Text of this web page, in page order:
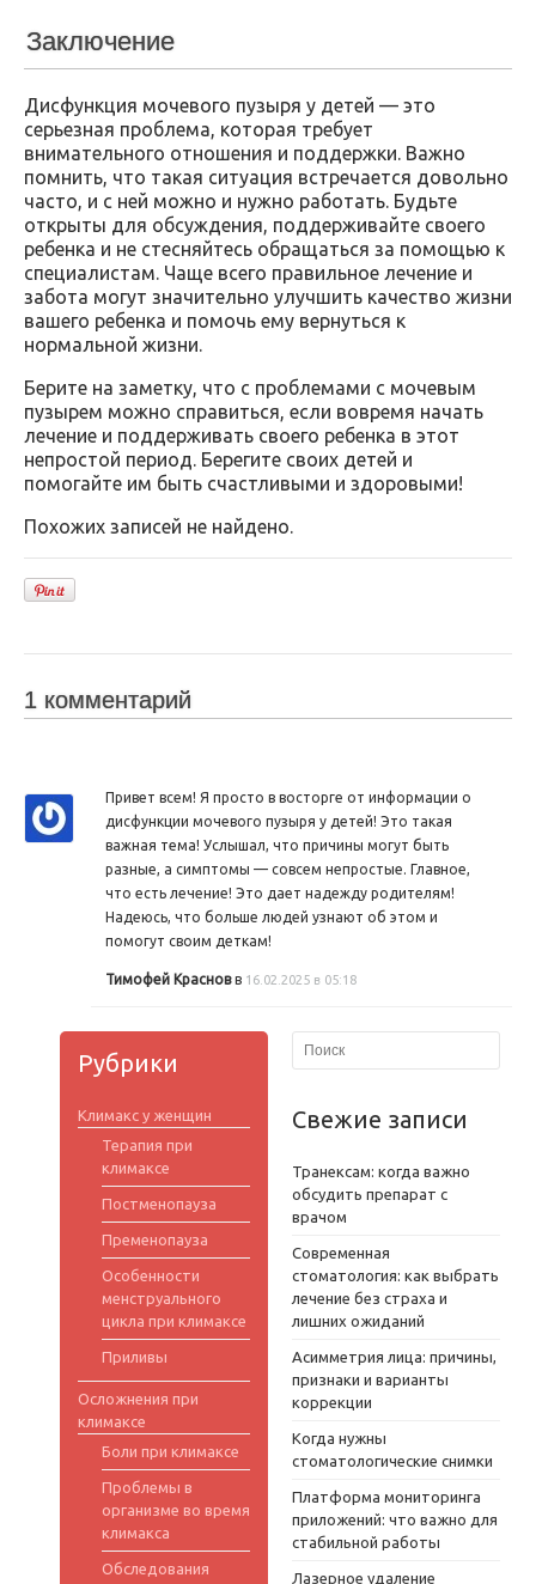
Заключение
Дисфункция мочевого пузыря у детей — это
серьезная проблема, которая требует
внимательного отношения и поддержки. Важно
помнить, что такая ситуация встречается довольно
часто, и с ней можно и нужно работать. Будьте
открыты для обсуждения, поддерживайте своего
ребенка и не стесняйтесь обращаться за помощью к
специалистам. Чаще всего правильное лечение и
забота могут значительно улучшить качество жизни
вашего ребенка и помочь ему вернуться к
нормальной жизни.
Берите на заметку, что с проблемами с мочевым
пузырем можно справиться, если вовремя начать
лечение и поддерживать своего ребенка в этот
непростой период. Берегите своих детей и
помогайте им быть счастливыми и здоровыми!
Похожих записей не найдено.
1 комментарий
Привет всем! Я просто в восторге от информации о
дисфункции мочевого пузыря у детей! Это такая
важная тема! Услышал, что причины могут быть
разные, а симптомы — совсем непростые. Главное,
что есть лечение! Это дает надежду родителям!
Надеюсь, что больше людей узнают об этом и
помогут своим деткам!
Тимофей Красновв 16.02.2025 в 05:18
Рубрики
Климакс у женщин
Терапия при
климаксе
Постменопауза
Пременопауза
Особенности
менструального
цикла при климаксе
Приливы
Осложнения при
климаксе
Боли при климаксе
Проблемы в
организме во время
климакса
Обследования
Свежие записи
Транексам: когда важно
обсудить препарат с
врачом
Современная
стоматология: как выбрать
лечение без страха и
лишних ожиданий
Асимметрия лица: причины,
признаки и варианты
коррекции
Когда нужны
стоматологические снимки
Платформа мониторинга
приложений: что важно для
стабильной работы
Лазерное удаление